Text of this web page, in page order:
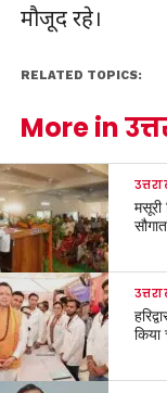
मौजूद रहे।
RELATED TOPICS:
More in